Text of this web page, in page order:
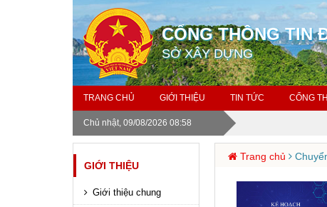
CỔNG THÔNG TIN
SỞ XÂY DỰNG
TRANG CHỦ GIỚI THIỆU TIN TỨC CỔNG
Chủ nhật, 09/08/2026 08:58
GIỚI THIỆU
Giới thiệu chung
Trang chủ